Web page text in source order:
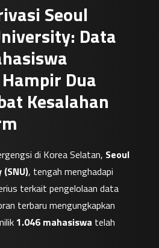
Seoul
Data
Dua
Kesalahan
di Korea Selatan, Seoul
, tengah menghadapi
terkait pengelolaan data
terbaru mengungkapkan
1.046 mahasiswa telah